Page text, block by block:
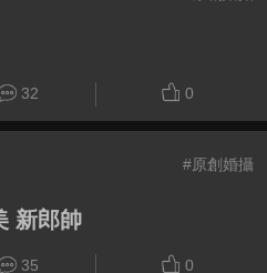
32 0
#原創婚攝
新郎帥
35 0